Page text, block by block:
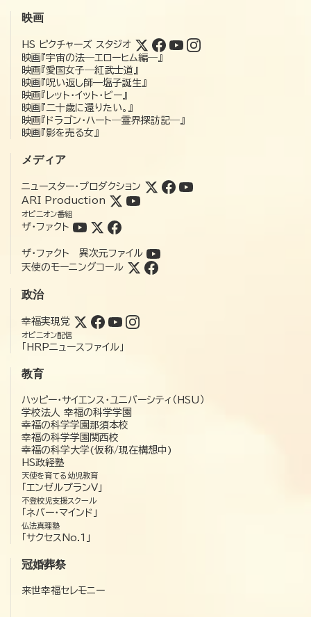
映画
HS ピクチャーズ スタジオ
映画『宇宙の法―エローヒム編―』
映画『愛国女子―紅武士道』
映画『呪い返し師—塩子誕生』
映画『レット・イット・ビー』
映画『二十歳に還りたい。』
映画『ドラゴン・ハート―霊界探訪記―』
映画『影を売る女』
メディア
ニュースター・プロダクション
ARI Production
オピニオン番組
ザ・ファクト
ザ・ファクト 異次元ファイル
天使のモーニングコール
政治
幸福実現党
オピニオン配信
「HRPニュースファイル」
教育
ハッピー・サイエンス・ユニバーシティ（HSU）
学校法人 幸福の科学学園
幸福の科学学園那須本校
幸福の科学学園関西校
幸福の科学大学(仮称/現在構想中)
HS政経塾
天使を育てる幼児教育
「エンゼルプランV」
不登校児支援スクール
「ネバー・マインド」
仏法真理塾
「サクセスNo.1」
冠婚葬祭
来世幸福セレモニー